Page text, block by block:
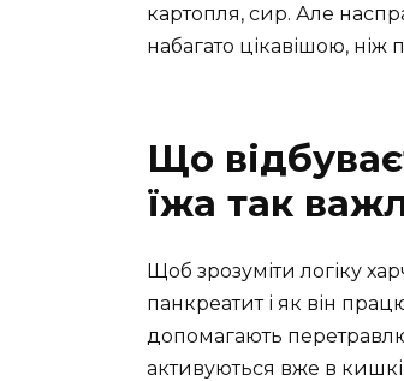
картопля, сир. Але
набагато цікавішою, ніж
Що
їжа так
Щоб зрозуміти логіку
панкреатит і як він
допомагають
активуються вже в